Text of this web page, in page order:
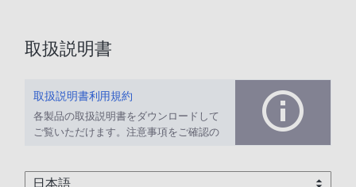
取扱説明書
取扱説明書利用規約
各製品の取扱説明書をダウンロードして
ご覧いただけます。注意事項をご確認の